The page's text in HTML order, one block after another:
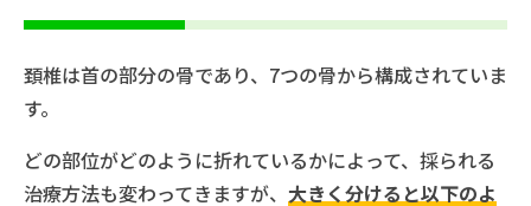
頚椎は首の部分の骨であり、7つの骨から構成されていま
す。
どの部位がどのように折れているかによって、採られる
治療方法も変わってきますが、 大きく分けると以下のよ